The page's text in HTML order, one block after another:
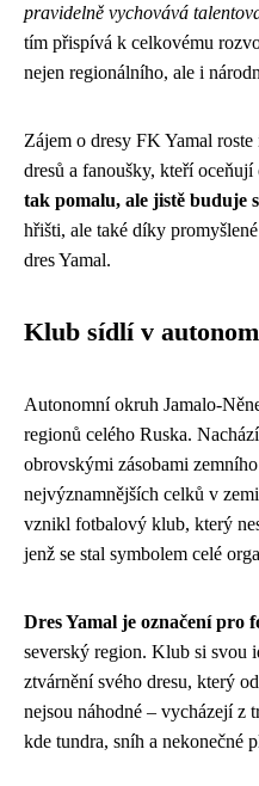
pravidelně vychovává
tím přispívá k celkovému
nejen regionálního, ale i
Zájem o dresy FK Yamal
dresů a fanoušky, kteří
tak pomalu, ale jistě buduje
hřišti, ale také díky
dres Yamal.
Klub sídlí v
Autonomní okruh Jamalo-
regionů celého Ruska.
obrovskými zásobami
nejvýznamnějších celků v
vznikl fotbalový klub, který
jenž se stal symbolem celé
Dres Yamal je označení pro
severský region. Klub si svou
ztvárnění svého dresu, který
nejsou náhodné – vycházejí z
kde tundra, sníh a nekonečné